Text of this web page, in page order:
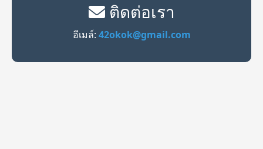
ติดต่อเรา
อีเมล์: 42okok@gmail.com